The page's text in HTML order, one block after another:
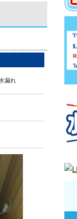
漏れ